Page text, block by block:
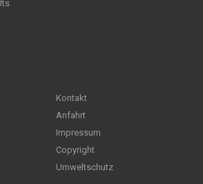
Kontakt
Anfahrt
Impressum
Copyright
Umweltschutz